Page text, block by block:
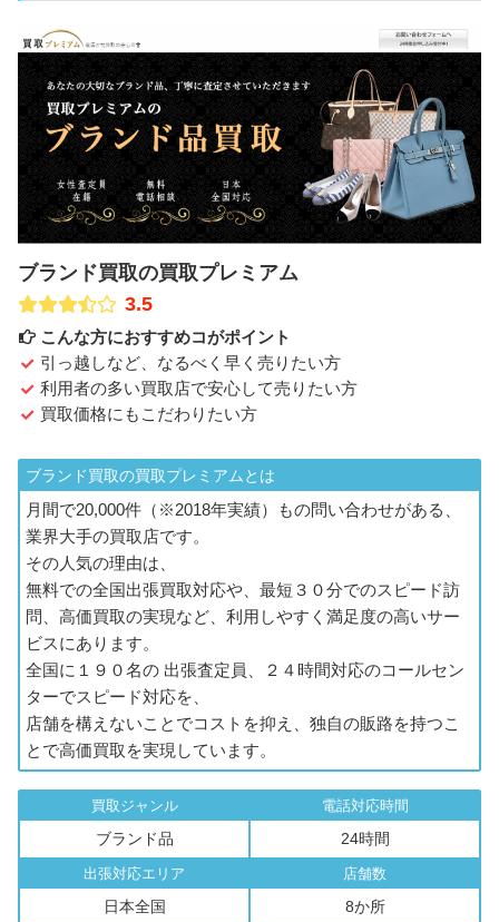
ブランド買取の買取プレミアム
3.5
こんな方におすすめコがポイント
引っ越しなど、なるべく早く売りたい方
利用者の多い買取店で安心して売りたい方
買取価格にもこだわりたい方
ブランド買取の買取プレミアムとは
月間で20,000件（※2018年実績）もの問い合わせがある、
業界大手の買取店です。
その人気の理由は、
無料での全国出張買取対応や、最短３０分でのスピード訪
問、高価買取の実現など、利用しやすく満足度の高いサー
ビスにあります。
全国に１９０名の 出張査定員、２４時間対応のコールセン
ターでスピード対応を、
店舗を構えないことでコストを抑え、独自の販路を持つこ
とで高価買取を実現しています。
買取ジャンル
ブランド品
電話対応時間
24時間
出張対応エリア
日本全国
店舗数
8か所